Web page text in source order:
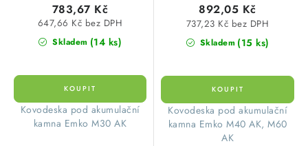
Skladem (14 ks)
647,66 Kč bez DPH
783,67 Kč
​ Kovodeska pod akumulační
kamna Emko M30 AK
Skladem (15 ks)
737,23 Kč bez DPH
892,05 Kč
​ Kovodeska pod akumulační
kamna Emko M40 AK, M60
AK